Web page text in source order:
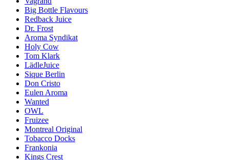
Big Bottle Flavours
Redback Juice
Dr. Frost
Aroma Syndikat
Holy Cow
Tom Klark
LädleJuice
Sique Berlin
Don Cristo
Eulen Aroma
Wanted
OWL
Fruizee
Montreal Original
Tobacco Docks
Frankonia
Kings Crest